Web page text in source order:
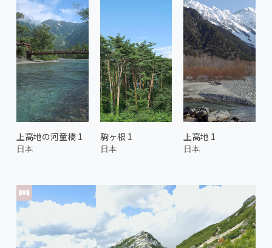
上高地の河童橋 1
日本
駒ヶ根 1
日本
上高地 1
日本